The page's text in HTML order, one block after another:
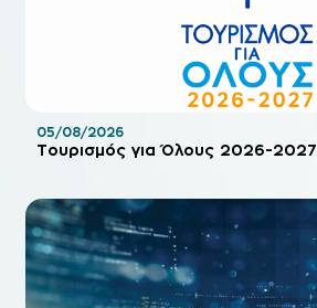
Τουρισμός για Όλους 2026-2027
05/08/2026